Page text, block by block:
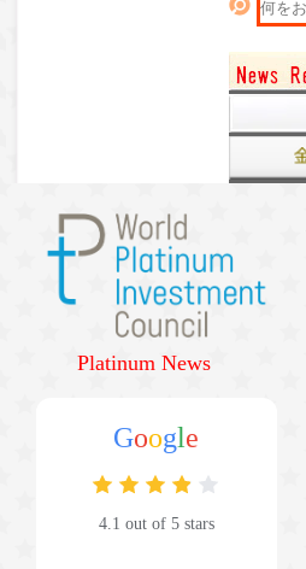
Platinum News
Google
4.1 out of 5 stars